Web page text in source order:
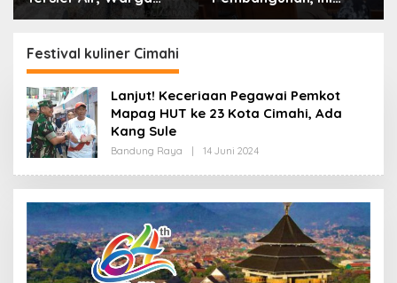
Desa Ciburuy Inginkan
Padalarang
Alasan Pemkot Cimahi
Festival kuliner Cimahi
Lanjut! Keceriaan Pegawai Pemkot
Mapag HUT ke 23 Kota Cimahi, Ada
Kang Sule
Bandung Raya 14 Juni 2024
E
H
R
A
K
I